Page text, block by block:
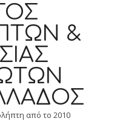
&
από το 2010